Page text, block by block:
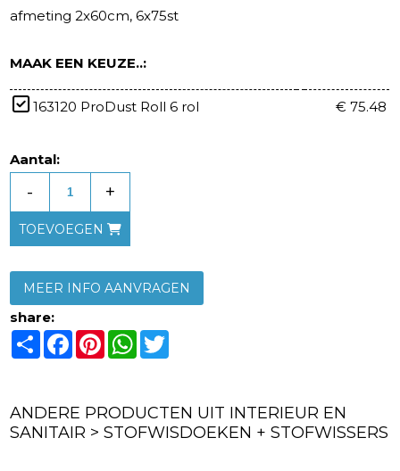
afmeting 2x60cm, 6x75st
MAAK EEN KEUZE..:
163120 ProDust Roll 6 rol € 75.48
Aantal:
- +
TOEVOEGEN
MEER INFO AANVRAGEN
share:
ShareFacebook
PinterestWhatsApp
ANDERE PRODUCTEN UIT INTERIEUR EN
SANITAIR > STOFWISDOEKEN + STOFWISSERS